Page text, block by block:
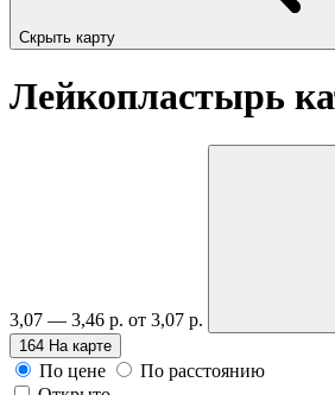
Скрыть карту
Лейкопластырь
3,07 — 3,46 р. от 3,07 р.
164 На карте
По цене
По расстоянию